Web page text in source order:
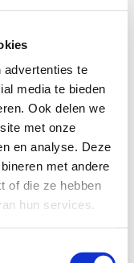
advertenties te
media te bieden
Ook delen we
met onze
en analyse. Deze
met andere
of die ze hebben
hun services.
in Den Haag